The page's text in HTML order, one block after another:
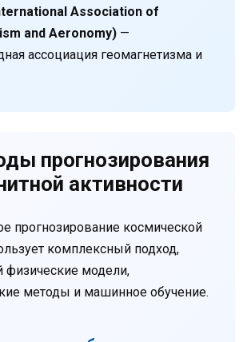
Association of
and Aeronomy) —
ассоциация геомагнетизма и
прогнозирования
активности
прогнозирование космической
комплексный подход,
физические модели,
методы и машинное обучение.